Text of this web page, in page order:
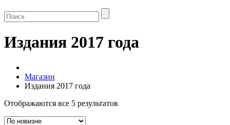
Издания 2017 года
Магазин
Издания 2017 года
Отображаются все 5 результатов